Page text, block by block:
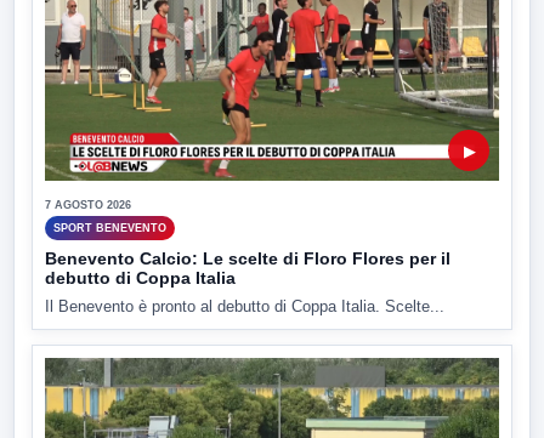
▶
7 AGOSTO 2026
SPORT BENEVENTO
Benevento Calcio: Le scelte di Floro Flores per il
debutto di Coppa Italia
Il Benevento è pronto al debutto di Coppa Italia. Scelte...